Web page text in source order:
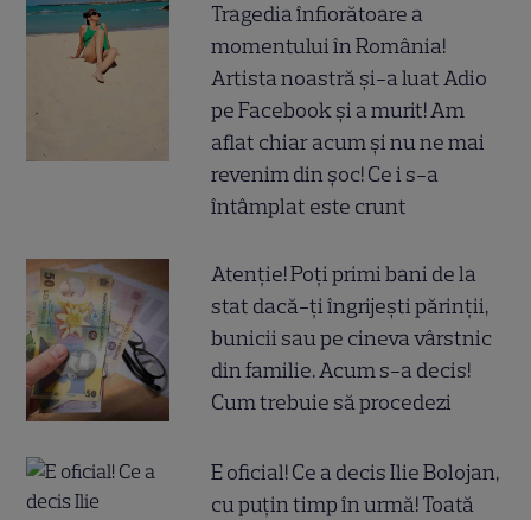
Tragedia înfiorătoare a
momentului în România!
Artista noastră și-a luat Adio
pe Facebook și a murit! Am
aflat chiar acum și nu ne mai
revenim din șoc! Ce i s-a
întâmplat este crunt
Atenție! Poți primi bani de la
stat dacă-ți îngrijești părinții,
bunicii sau pe cineva vârstnic
din familie. Acum s-a decis!
Cum trebuie să procedezi
E oficial! Ce a decis Ilie Bolojan,
cu puțin timp în urmă! Toată